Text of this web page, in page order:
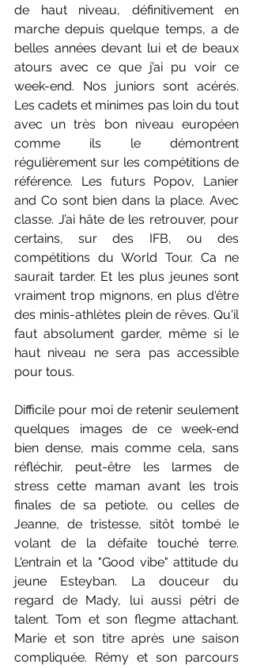
de haut niveau, définitivement en
marche depuis quelque temps, a de
belles années devant lui et de beaux
atours avec ce que j’ai pu voir ce
week-end. Nos juniors sont acérés.
Les cadets et minimes pas loin du tout
avec un très bon niveau européen
comme ils le démontrent
régulièrement sur les compétitions de
référence. Les futurs Popov, Lanier
and Co sont bien dans la place. Avec
classe. J’ai hâte de les retrouver, pour
certains, sur des IFB, ou des
compétitions du World Tour. Ca ne
saurait tarder. Et les plus jeunes sont
vraiment trop mignons, en plus d'être
des minis-athlètes plein de rêves. Qu'il
faut absolument garder, même si le
haut niveau ne sera pas accessible
pour tous.
Difficile pour moi de retenir seulement
quelques images de ce week-end
bien dense, mais comme cela, sans
réfléchir, peut-être les larmes de
stress cette maman avant les trois
finales de sa petiote, ou celles de
Jeanne, de tristesse, sitôt tombé le
volant de la défaite touché terre.
L'entrain et la "Good vibe" attitude du
jeune Esteyban. La douceur du
regard de Mady, lui aussi pétri de
talent. Tom et son flegme attachant.
Marie et son titre après une saison
compliquée. Rémy et son parcours